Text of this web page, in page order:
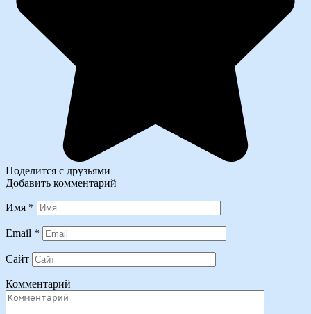
Поделится с друзьями
Добавить комментарий
Имя *
Email *
Сайт
Комментарий